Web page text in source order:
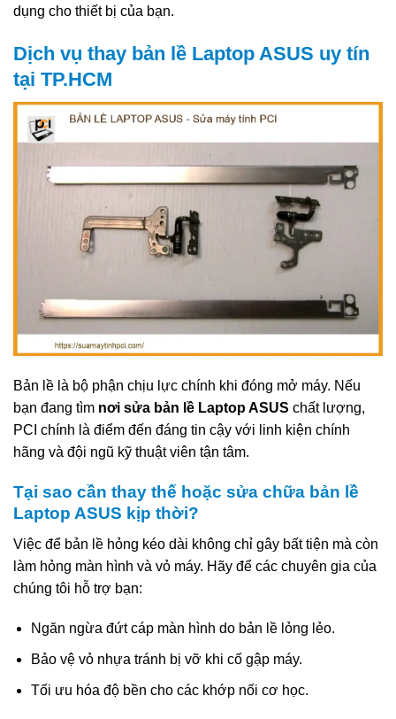
dụng cho thiết bị của bạn.
Dịch vụ thay bản lề Laptop ASUS uy tín
tại TP.HCM
Bản lề là bộ phận chịu lực chính khi đóng mở máy. Nếu
bạn đang tìm nơi sửa bản lề Laptop ASUS chất lượng,
PCI chính là điểm đến đáng tin cậy với linh kiện chính
hãng và đội ngũ kỹ thuật viên tận tâm.
Tại sao cần thay thế hoặc sửa chữa bản lề
Laptop ASUS kịp thời?
Việc để bản lề hỏng kéo dài không chỉ gây bất tiện mà còn
làm hỏng màn hình và vỏ máy. Hãy để các chuyên gia của
chúng tôi hỗ trợ bạn:
Ngăn ngừa đứt cáp màn hình do bản lề lỏng lẻo.
Bảo vệ vỏ nhựa tránh bị vỡ khi cố gập máy.
Tối ưu hóa độ bền cho các khớp nối cơ học.